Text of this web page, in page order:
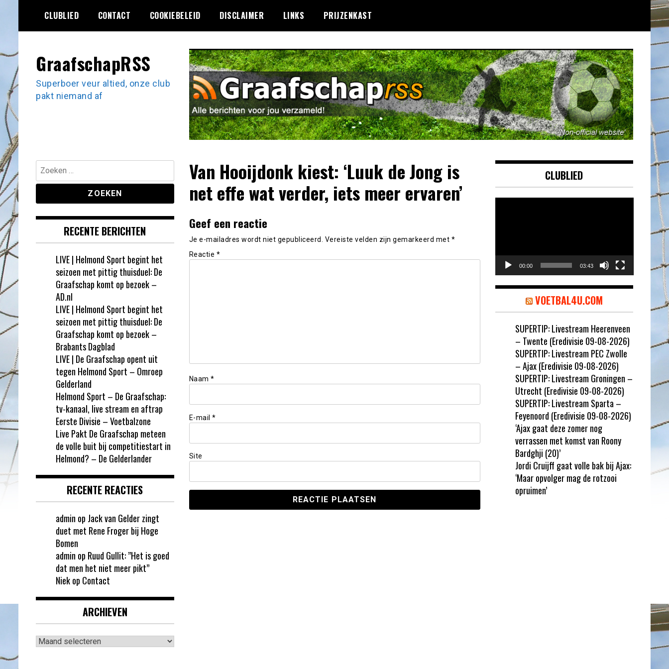
de
CLUBLIED CONTACT COOKIEBELEID DISCLAIMER LINKS PRIJZENKAST
GraafschapRSS
Superboer veur altied, onze club
pakt niemand af
Van Hooijdonk kiest: ‘Luuk de Jong is
net effe wat verder, iets meer ervaren’
Geef een reactie
Je e-mailadres wordt niet gepubliceerd. Vereiste velden zijn gemarkeerd met *
Reactie *
Naam *
E-mail *
Site
Zoeken
naar:
RECENTE BERICHTEN
LIVE | Helmond Sport begint het
seizoen met pittig thuisduel: De
Graafschap komt op bezoek –
AD.nl
LIVE | Helmond Sport begint het
seizoen met pittig thuisduel: De
Graafschap komt op bezoek –
Brabants Dagblad
LIVE | De Graafschap opent uit
tegen Helmond Sport – Omroep
Gelderland
Helmond Sport – De Graafschap:
tv-kanaal, live stream en aftrap
Eerste Divisie – Voetbalzone
Live Pakt De Graafschap meteen
de volle buit bij competitiestart in
Helmond? – De Gelderlander
RECENTE REACTIES
admin op Jack van Gelder zingt
duet met Rene Froger bij Hoge
Bomen
admin op Ruud Gullit: ”Het is goed
dat men het niet meer pikt”
Niekop Contact
ARCHIEVEN
Archieven
CLUBLIED
00:00 03:43
VOETBAL4U.COM
SUPERTIP: Livestream Heerenveen
– Twente (Eredivisie 09-08-2026)
SUPERTIP: Livestream PEC Zwolle
– Ajax (Eredivisie 09-08-2026)
SUPERTIP: Livestream Groningen –
Utrecht (Eredivisie 09-08-2026)
SUPERTIP: Livestream Sparta –
Feyenoord (Eredivisie 09-08-2026)
‘Ajax gaat deze zomer nog
verrassen met komst van Roony
Bardghji (20)’
Jordi Cruijff gaat volle bak bij Ajax:
‘Maar opvolger mag de rotzooi
opruimen’